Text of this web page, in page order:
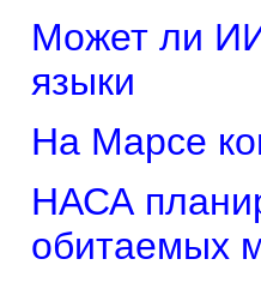
Может ли
языки
На Марсе
НАСА
обитаемых